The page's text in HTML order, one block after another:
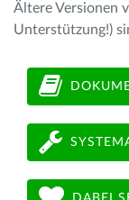
Ältere Versionen
Unterstützung!)